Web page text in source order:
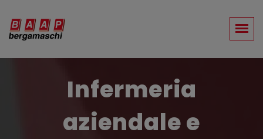
Infermeria
aziendale e